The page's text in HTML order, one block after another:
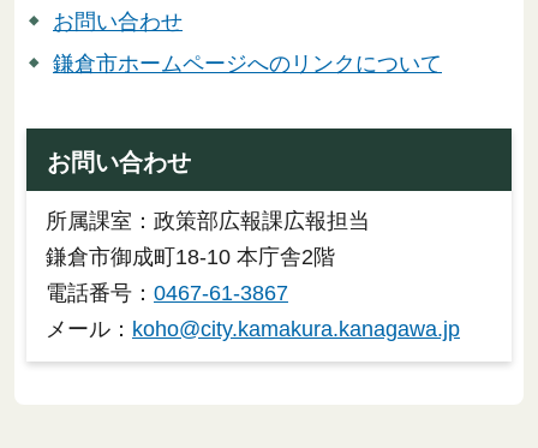
お問い合わせ
鎌倉市ホームページへのリンクについて
お問い合わせ
所属課室：政策部広報課広報担当
鎌倉市御成町18-10 本庁舎2階
電話番号： 0467-61-3867
メール： koho@city.kamakura.kanagawa.jp